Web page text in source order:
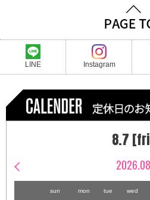
LINE Instagram
8.7
2026.08
sun mon tue wed